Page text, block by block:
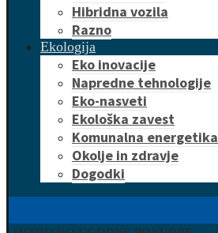
Hibridna vozila
Razno
Ekologija
Eko inovacije
Napredne tehnologije
Eko-nasveti
Ekološka zavest
Komunalna energetika
Okolje in zdravje
Dogodki